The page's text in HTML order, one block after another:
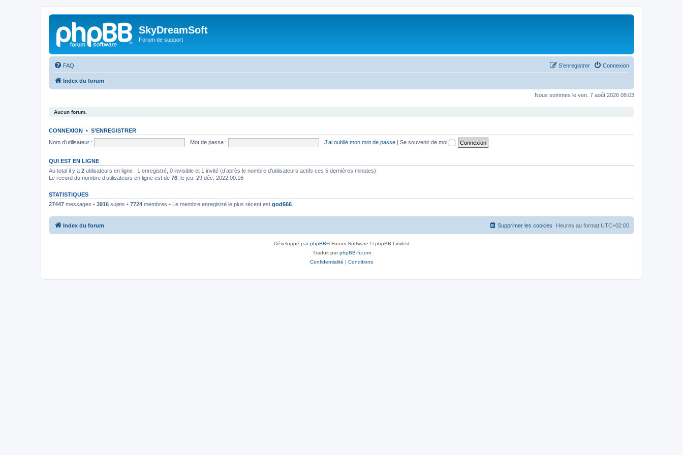
SkyDreamSoft
Forum de support
FAQ Connexion
S’enregistrer
Index du forum
Nous sommes le ven. 7 août 2026 08:03
Aucun forum.
CONNEXION • S’ENREGISTRER
Nom d’utilisateur :
Mot de passe : J’ai oublié mon mot de passe | Se souvenir de moi
QUI EST EN LIGNE
Au total il y a 2 utilisateurs en ligne : 1 enregistré, 0 invisible et 1 invité (d’après le nombre d’utilisateurs actifs ces 5 dernières minutes)
Le record du nombre d’utilisateurs en ligne est de 76 , le jeu. 29 déc. 2022 00:16
STATISTIQUES
27447 messages • 3916 sujets • 7724 membres • Le membre enregistré le plus récent est god666
Index du forum Heures au format UTC+02:00
Supprimer les cookies
Développé parphpBB® Forum Software © phpBB Limited
Traduit parphpBB-fr.com
Confidentialité | Conditions